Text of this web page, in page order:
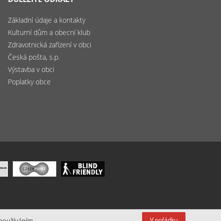
Základní údaje a kontakty
Kulturní dům a obecní klub
Zdravotnická zařízení v obci
Česká pošta, s.p.
Výstavba v obci
Poplatky obce